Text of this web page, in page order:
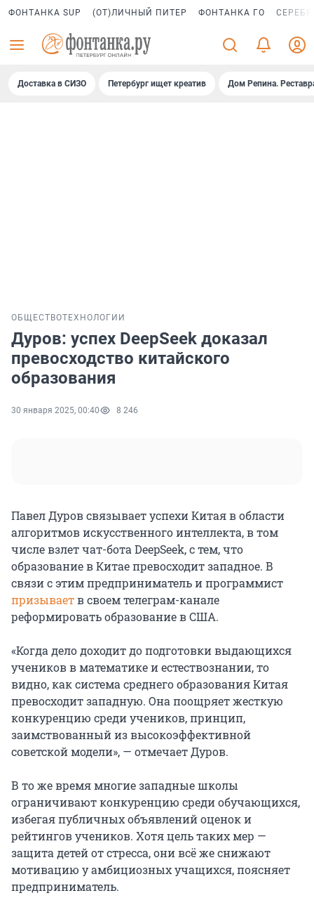
ФОНТАНКА SUP (ОТ)ЛИЧНЫЙ ПИТЕР ФОНТАНКА ГО
Доставка в СИЗО Петербург ищет креатив Дом Репина.
ОБЩЕСТВОТЕХНОЛОГИИ
Дуров: успех DeepSeek доказал
превосходство китайского
образования
30 января 2025, 00:40 8 246
Павел Дуров связывает успехи Китая в области
алгоритмов искусственного интеллекта, в том
числе взлет чат-бота DeepSeek, с тем, что
образование в Китае превосходит западное. В
связи с этим предприниматель и программист
призываетв своем телеграм-канале
реформировать образование в США.
«Когда дело доходит до подготовки выдающихся
учеников в математике и естествознании, то
видно, как система среднего образования Китая
превосходит западную. Она поощряет жесткую
конкуренцию среди учеников, принцип,
заимствованный из высокоэффективной
советской модели», — отмечает Дуров.
В то же время многие западные школы
ограничивают конкуренцию среди обучающихся,
избегая публичных объявлений оценок и
рейтингов учеников. Хотя цель таких мер —
защита детей от стресса, они всё же снижают
мотивацию у амбициозных учащихся, поясняет
предприниматель.